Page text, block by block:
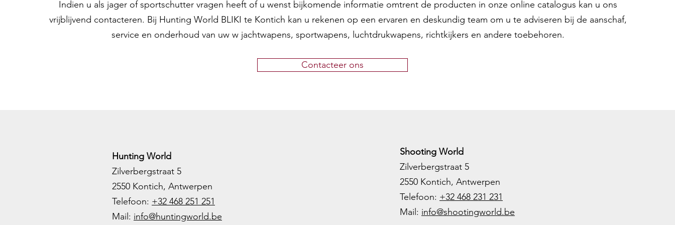
Indien u als jager of sportschutter vragen heeft of u wenst bijkomende informatie omtrent de producten in onze online catalogus kan u ons
vrijblijvend contacteren. Bij Hunting World BLIKI te Kontich kan u rekenen op een ervaren en deskundig team om u te adviseren bij de aanschaf,
service en onderhoud van uw w jachtwapens, sportwapens, luchtdrukwapens, richtkijkers en andere toebehoren.
Contacteer ons
Hunting World
Zilverbergstraat 5
2550 Kontich, Antwerpen
Telefoon: +32 468 251 251
Mail: info@huntingworld.be
Shooting World
Zilverbergstraat 5
2550 Kontich, Antwerpen
Telefoon: +32 468 231 231
Mail: info@shootingworld.be